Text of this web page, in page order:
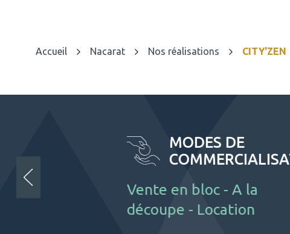
Accueil Nacarat Nos réalisations CITY'ZEN
MODES DE
COMMERCIALISATION
Vente en bloc - A la
découpe - Location